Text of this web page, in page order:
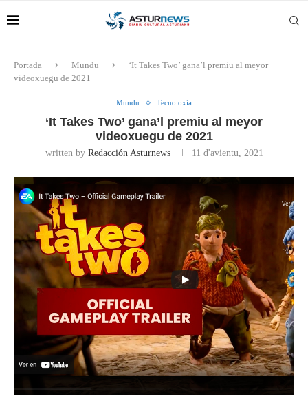
Portada Mundu
‘It Takes Two’ gana’l premiu al meyor
videoxuegu de 2021
Mundu Tecnoloxía
‘It Takes Two’ gana’l premiu al meyor
videoxuegu de 2021
written by Redacción Asturnews 11 d'avientu, 2021